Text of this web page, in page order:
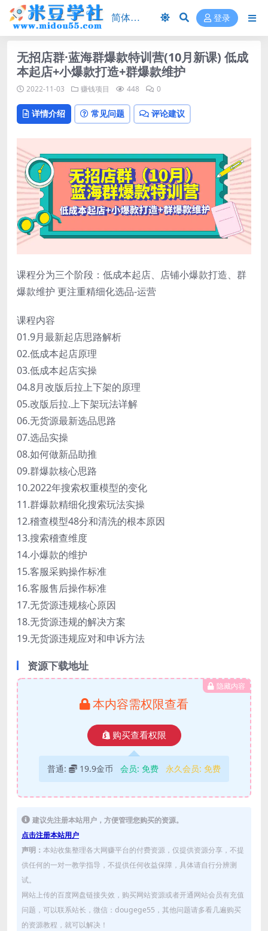
登录
无招店群·蓝海群爆款特训营(10月新课) 低成
本起店+小爆款打造+群爆款维护
2022-11-03 赚钱项目 448 0
详情介绍 常见问题 评论建议
课程分为三个阶段：低成本起店、店铺小爆款打造、群
爆款维护 更注重精细化选品-运营
课程内容
01.9月最新起店思路解析
02.低成本起店原理
03.低成本起店实操
04.8月改版后拉上下架的原理
05.改版后拉.上下架玩法详解
06.无货源最新选品思路
07.选品实操
08.如何做新品助推
09.群爆款核心思路
10.2022年搜索权重模型的变化
11.群爆款精细化搜索玩法实操
12.稽查模型48分和清洗的根本原因
13.搜索稽查维度
14.小爆款的维护
15.客服采购操作标准
16.客服售后操作标准
17.无货源违规核心原因
18.无货源违规的解决方案
19.无货源违规应对和申诉方法
资源下载地址
隐藏内容
本内容需权限查看
购买查看权限
普通: 19.9金币 会员: 免费 永久会员: 免费
建议先注册本站用户，方便管理您购买的资源。
点击注册本站用户
声明： 本站收集整理各大网赚平台的付费资源，仅提供资源分享，不提
供任何的一对一教学指导，不提供任何收益保障，具体请自行分辨测
试。
网站上传的百度网盘链接失效，购买网站资源或者开通网站会员有充值
问题，可以联系站长，微信：dougege55，其他问题请多看几遍购买
的资源教程，就可以解决！